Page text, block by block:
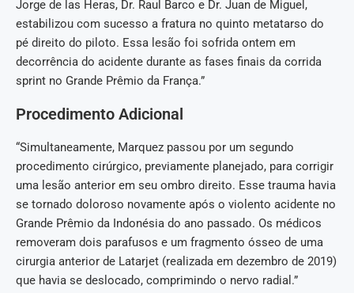
Jorge de las Heras, Dr. Raul Barco e Dr. Juan de Miguel,
estabilizou com sucesso a fratura no quinto metatarso do
pé direito do piloto. Essa lesão foi sofrida ontem em
decorrência do acidente durante as fases finais da corrida
sprint no Grande Prêmio da França.”
Procedimento Adicional
“Simultaneamente, Marquez passou por um segundo
procedimento cirúrgico, previamente planejado, para corrigir
uma lesão anterior em seu ombro direito. Esse trauma havia
se tornado doloroso novamente após o violento acidente no
Grande Prêmio da Indonésia do ano passado. Os médicos
removeram dois parafusos e um fragmento ósseo de uma
cirurgia anterior de Latarjet (realizada em dezembro de 2019)
que havia se deslocado, comprimindo o nervo radial.”